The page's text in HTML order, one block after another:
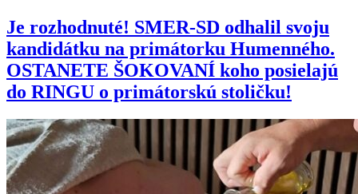
Je rozhodnuté! SMER-SD odhalil svoju
kandidátku na primátorku Humenného.
OSTANETE ŠOKOVANÍ koho posielajú
do RINGU o primátorskú stoličku!